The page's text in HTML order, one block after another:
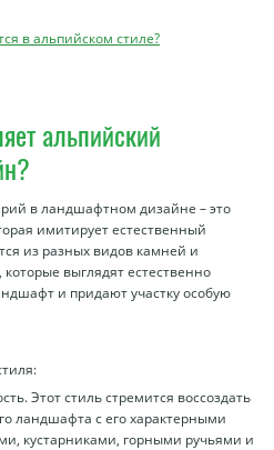
в альпийском стиле?
альпийский
в ландшафтном дизайне – это
имитирует естественный
из разных видов камней и
выглядят естественно
и придают участку особую
Этот стиль стремится воссоздать
ландшафта с его характерными
кустарниками, горными ручьями и